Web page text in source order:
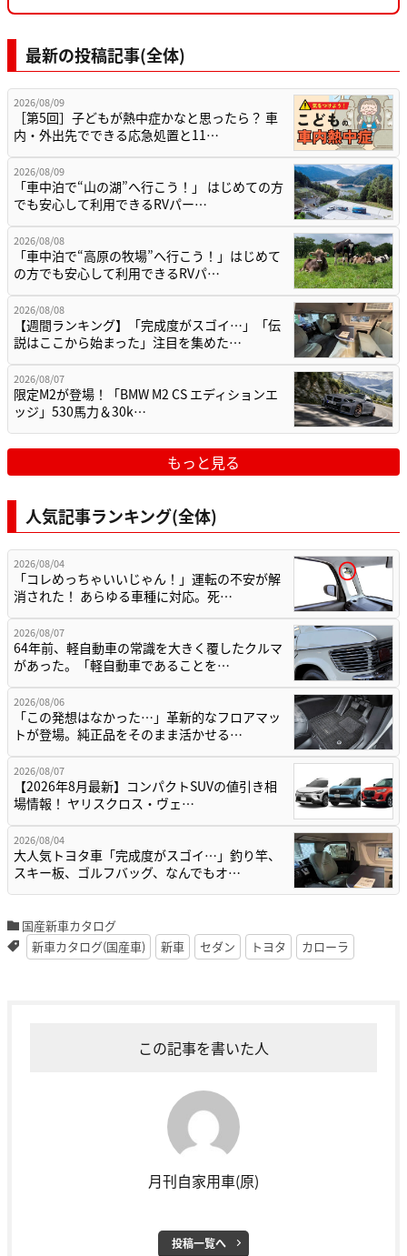
最新の投稿記事(全体)
2026/08/09
［第5回］子どもが熱中症かなと思ったら？ 車
内・外出先でできる応急処置と11…
2026/08/09
「車中泊で“山の湖”へ行こう！」 はじめての方
でも安心して利用できるRVパー…
2026/08/08
「車中泊で“高原の牧場”へ行こう！」はじめて
の方でも安心して利用できるRVパ…
2026/08/08
【週間ランキング】「完成度がスゴイ…」「伝
説はここから始まった」注目を集めた…
2026/08/07
限定M2が登場！「BMW M2 CS エディションエ
ッジ」530馬力＆30k…
もっと見る
人気記事ランキング(全体)
2026/08/04
「コレめっちゃいいじゃん！」運転の不安が解
消された！ あらゆる車種に対応。死…
2026/08/07
64年前、軽自動車の常識を大きく覆したクルマ
があった。「軽自動車であることを…
2026/08/06
「この発想はなかった…」革新的なフロアマッ
トが登場。純正品をそのまま活かせる…
2026/08/07
【2026年8月最新】コンパクトSUVの値引き相
場情報！ ヤリスクロス・ヴェ…
2026/08/04
大人気トヨタ車「完成度がスゴイ…」釣り竿、
スキー板、ゴルフバッグ、なんでもオ…
国産新車カタログ
新車カタログ(国産車)
新車 セダン トヨタ カローラ
この記事を書いた人
月刊自家用車(原)
投稿一覧へ